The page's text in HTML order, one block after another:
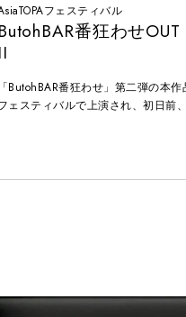
フェスティバル
ButohBAR番狂わせ
II
「ButohBAR番狂わせ」第二弾の本作
ェスティバルで上演され、初日前
うまれ演出のもと、舞踏、演劇、歌
ジュアルアートが融合し、屋内外の
なパフォーマンスで「美しくも不